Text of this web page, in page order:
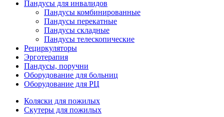
Пандусы для инвалидов
Пандусы комбинированные
Пандусы перекатные
Пандусы складные
Пандусы телескопические
Рециркуляторы
Эрготерапия
Пандусы, поручни
Оборудование для больниц
Оборудование для РЦ
Коляски для пожилых
Скутеры для пожилых